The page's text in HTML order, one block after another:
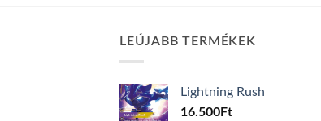
LEÚJABB TERMÉKEK
Lightning Rush
16.500Ft